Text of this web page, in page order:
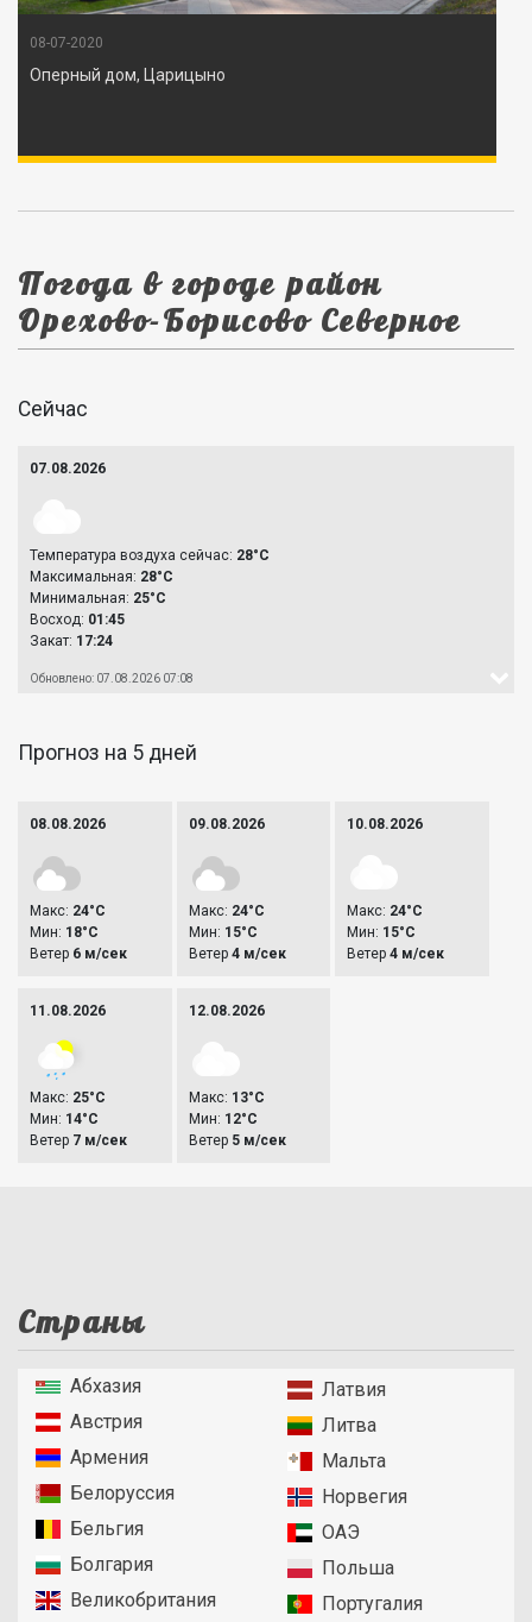
08-07-2020
Оперный дом, Царицыно
Погода в городе район
Орехово-Борисово Северное
Сейчас
07.08.2026
Температура воздуха сейчас: 28°C
Максимальная: 28°C
Минимальная: 25°C
Восход: 01:45
Закат: 17:24
Обновлено: 07.08.2026 07:08
Прогноз на 5 дней
08.08.2026
Макс: 24°C
Мин: 18°C
Ветер 6 м/сек
09.08.2026
Макс: 24°C
Мин: 15°C
Ветер 4 м/сек
10.08.2026
Макс: 24°C
Мин: 15°C
Ветер4 м/сек
11.08.2026
Макс: 25°C
Мин: 14°C
Ветер 7 м/сек
12.08.2026
Макс: 13°C
Мин: 12°C
Ветер 5 м/сек
Страны
Абхазия
Австрия
Армения
Белоруссия
Бельгия
Болгария
Великобритания
Латвия
Литва
Мальта
Норвегия
ОАЭ
Польша
Португалия